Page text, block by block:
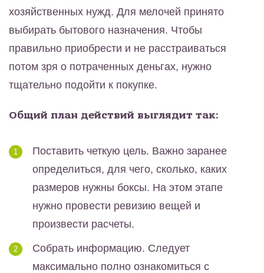
хозяйственных нужд. Для мелочей принято
выбирать бытового назначения. Чтобы
правильно приобрести и не расстраиваться
потом зря о потраченных деньгах, нужно
тщательно подойти к покупке.
Общий план действий выглядит так:
Поставить четкую цель. Важно заранее
определиться, для чего, сколько, каких
размеров нужны боксы. На этом этапе
нужно провести ревизию вещей и
произвести расчеты.
Собрать информацию. Следует
максимально полно ознакомиться с